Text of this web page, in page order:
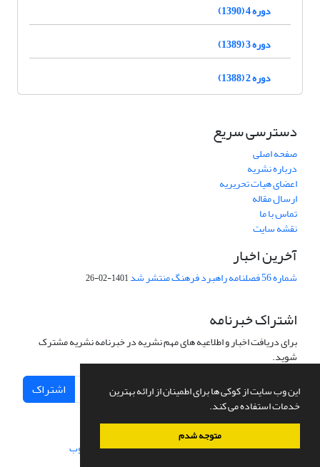
این وب سایت از کوکی ها برای اطمینان از ارائه بهترین
خدمات استفاده می کند.
متوجه شدم
دوره 4 (1390)
دوره 3 (1389)
دوره 2 (1388)
دسترسی سریع
صفحه اصلی
درباره نشریه
اعضای هیات تحریریه
ارسال مقاله
تماس با ما
نقشه سایت
آخرین اخبار
شماره 56 فصلنامه راهبرد فرهنگ منتشر شد 1401-02-26
اشتراک خبرنامه
برای دریافت اخبار و اطلاعیه های مهم نشریه در خبرنامه نشریه مشترک
شوید.
اشتراک
سامانه مدیریت نشریات علمی.طراحی و پیاده سازی از سیناوب